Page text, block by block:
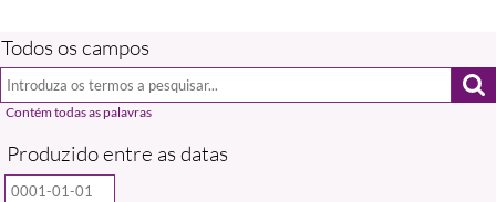
Todos os campos
Produzido entre as datas